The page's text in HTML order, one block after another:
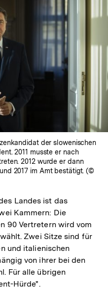
der slowenischen
2011 musste er nach
2012 wurde er dann
2017 im Amt bestätigt. (©
Landes ist das
Kammern: Die
90 Vertretern wird vom
Zwei Sitze sind für
und italienischen
von ihrer bei den
Für alle übrigen
Hürde".